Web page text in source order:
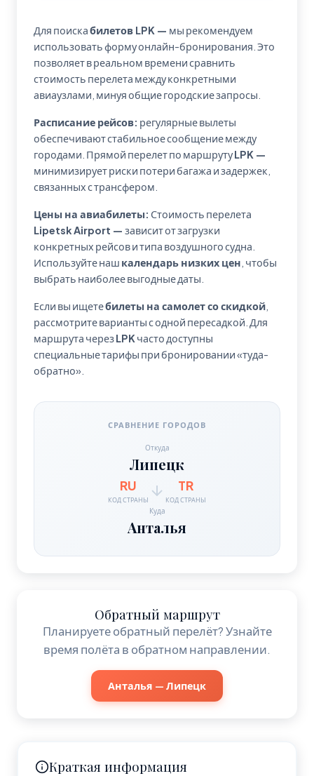
Для поискабилетов LPK — мы рекомендуем
использовать форму онлайн-бронирования. Это
позволяет в реальном времени сравнить
стоимость перелета между конкретными
авиаузлами, минуя общие городские запросы.
Расписание рейсов: регулярные вылеты
обеспечивают стабильное сообщение между
городами. Прямой перелет по маршрутуLPK —
минимизирует риски потери багажа и задержек,
связанных с трансфером.
Цены на авиабилеты: Стоимость перелета
Lipetsk Airport — зависит от загрузки
конкретных рейсов и типа воздушного судна.
Используйте наш календарь низких цен , чтобы
выбрать наиболее выгодные даты.
Если вы ищетебилеты на самолет со скидкой
рассмотрите варианты с одной пересадкой. Для
маршрута черезLPK часто доступны
специальные тарифы при бронировании «туда-
обратно».
СРАВНЕНИЕ ГОРОДОВ
Откуда
Липецк
RU
КОД СТРАНЫ
TR
КОД СТРАНЫ
Куда
Анталья
Обратный маршрут
Планируете обратный перелёт? Узнайте
время полёта в обратном направлении.
Анталья — Липецк
Краткая информация